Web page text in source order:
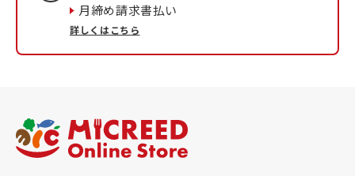
月締め請求書払い
詳しくはこちら